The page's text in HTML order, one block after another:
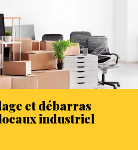
et débarras
industriel